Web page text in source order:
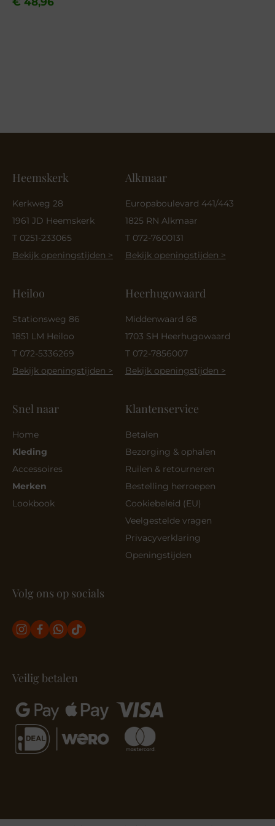
Heemskerk
Kerkweg 28
1961 JD Heemskerk
T 0251-233065
Bekijk openingstijden >
Heiloo
Stationsweg 86
1851 LM Heiloo
T 072-5336269
Bekijk openingstijden >
Alkmaar
Europaboulevard 441/443
1825 RN Alkmaar
T 072-7600131
Bekijk openingstijden >
Heerhugowaard
Middenwaard 68
1703 SH Heerhugowaard
T 072-7856007
Bekijk openingstijden >
Snel naar
Home
Kleding
Accessoires
Merken
Lookbook
Klantenservice
Betalen
Bezorging & ophalen
Ruilen & retourneren
Bestelling herroepen
Cookiebeleid (EU)
Veelgestelde vragen
Privacyverklaring
Openingstijden
Volg ons op socials
Veilig betalen